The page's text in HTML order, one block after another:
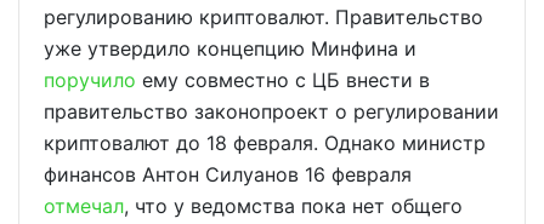
регулированию криптовалют. Правительство
уже утвердило концепцию Минфина и
поручило ему совместно с ЦБ внести в
правительство законопроект о регулировании
криптовалют до 18 февраля. Однако министр
финансов Антон Силуанов 16 февраля
отмечал, что у ведомства пока нет общего